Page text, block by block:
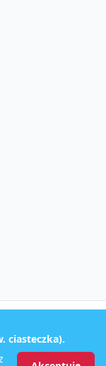
ciasteczka).